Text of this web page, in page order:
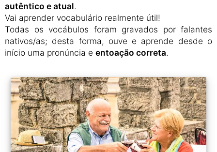
autêntico e atual.
Vai aprender vocabulário realmente útil!
Todas os vocábulos foram gravados por falantes
nativos/as; desta forma, ouve e aprende desde o
início uma pronúncia e entoação correta.